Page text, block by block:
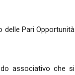
delle Pari Opportunità
associativo che si